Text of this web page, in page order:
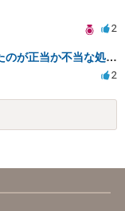
2
会社からの諭旨退職に同意させられたのが正当か不当な処分かどうか教えてほしい
2